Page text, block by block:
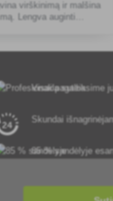
virškinimą ir malšina
Lengva auginti
Visada suteiksime
Skundai
85 % sandėlyje